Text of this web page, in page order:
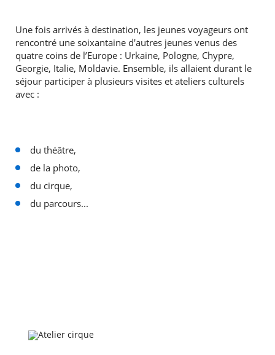
RECHERCHER ...
Une fois arrivés à destination, les jeunes voyageurs ont
rencontré une soixantaine d'autres jeunes venus des
quatre coins de l’Europe : Urkaine, Pologne, Chypre,
Georgie, Italie, Moldavie. Ensemble, ils allaient durant le
séjour participer à plusieurs visites et ateliers culturels
avec :
du théâtre,
de la photo,
du cirque,
du parcours...